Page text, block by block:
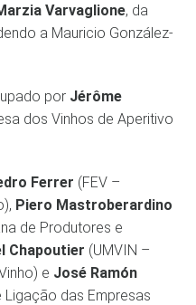
Varvaglione, da
a Mauricio González-
por Jérôme
dos Vinhos de Aperitivo
Ferrer (FEV –
Piero Mastroberardino
de Produtores e
Chapoutier (UMVIN –
e José Ramón
Ligação das Empresas